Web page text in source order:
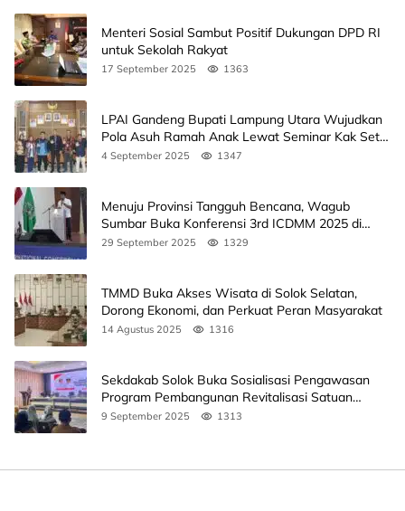
Menteri Sosial Sambut Positif Dukungan DPD RI
untuk Sekolah Rakyat
17 September 2025 1363
LPAI Gandeng Bupati Lampung Utara Wujudkan
Pola Asuh Ramah Anak Lewat Seminar Kak Seto,
Ini Jadwalnya
4 September 2025 1347
Menuju Provinsi Tangguh Bencana, Wagub
Sumbar Buka Konferensi 3rd ICDMM 2025 di
Unand
29 September 2025 1329
TMMD Buka Akses Wisata di Solok Selatan,
Dorong Ekonomi, dan Perkuat Peran Masyarakat
14 Agustus 2025 1316
Sekdakab Solok Buka Sosialisasi Pengawasan
Program Pembangunan Revitalisasi Satuan
Pendidikan
9 September 2025 1313